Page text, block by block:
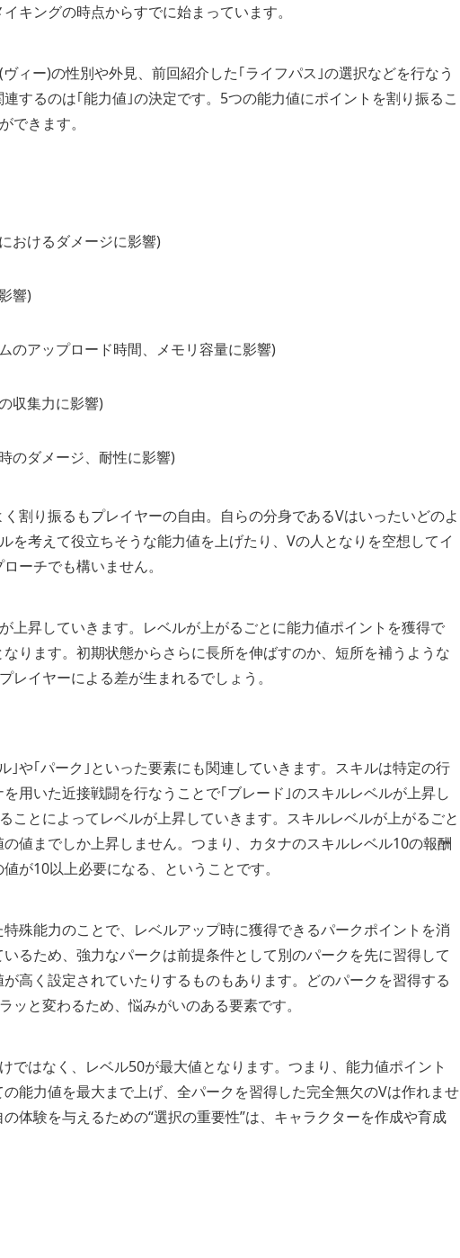
キングの時点からすでに始まっています。
ィー)の性別や外見、前回紹介した｢ライフパス｣の選択などを行なう
するのは｢能力値｣の決定です。5つの能力値にポイントを割り振るこ
できます。
おけるダメージに影響)
響)
のアップロード時間、メモリ容量に影響)
収集力に影響)
のダメージ、耐性に影響)
割り振るもプレイヤーの自由。自らの分身であるVはいったいどのよ
考えて役立ちそうな能力値を上げたり、Vの人となりを空想してイ
ーチでも構いません。
上昇していきます。レベルが上がるごとに能力値ポイントを獲得で
ります。初期状態からさらに長所を伸ばすのか、短所を補うような
イヤーによる差が生まれるでしょう。
｣や｢パーク｣といった要素にも関連していきます。スキルは特定の行
用いた近接戦闘を行なうことで｢ブレード｣のスキルレベルが上昇し
とによってレベルが上昇していきます。スキルレベルが上がるごと
値までしか上昇しません。つまり、カタナのスキルレベル10の報酬
が10以上必要になる、ということです。
殊能力のことで、レベルアップ時に獲得できるパークポイントを消
るため、強力なパークは前提条件として別のパークを先に習得して
高く設定されていたりするものもあります。どのパークを習得する
と変わるため、悩みがいのある要素です。
ではなく、レベル50が最大値となります。つまり、能力値ポイント
能力値を最大まで上げ、全パークを習得した完全無欠のVは作れませ
体験を与えるための“選択の重要性”は、キャラクターを作成や育成